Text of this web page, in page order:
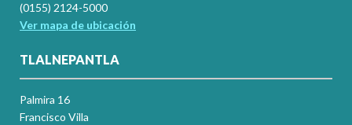
(0155) 2124-5000
Ver mapa de ubicación
TLALNEPANTLA
Palmira 16
Francisco Villa